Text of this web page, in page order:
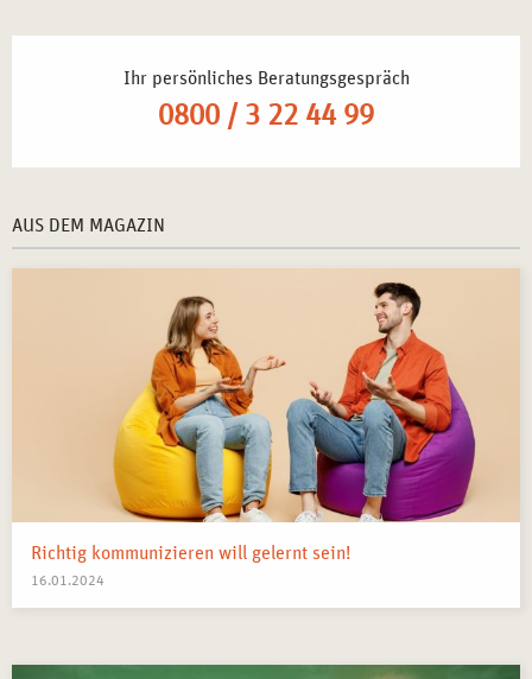
Supervision:
Systemische Techniken gezielt in der Arbeit mit
Selbsterfahrung– Stärkung der eigenen
therapeutischen Haltung.
Erweiterung der Beratungsfähigkeiten durch neue
Reflexionsmethoden– Einsatz systemischer Werkzeuge
in Einzel- und Gruppensettings.
Integration systemischer Denkweisen in Supervision
und Coaching– Anwendung in der Begleitung von
Teams und Führungskräften.
Möglichkeit zur Spezialisierung im Bereich
systemischer Beratung– Weiterqualifikation für eine
MÖGLICHER ABSCHLUSS
Ihr persönliches Beratungsgespräch
0800 / 3 22 44 99
AUS DEM MAGAZIN
Richtig kommunizieren will gelernt sein!
16.01.2024